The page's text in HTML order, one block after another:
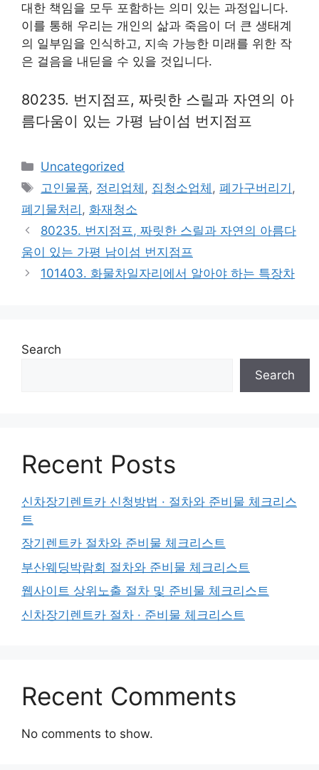
대한 책임을 모두 포함하는 의미 있는 과정입니다.
이를 통해 우리는 개인의 삶과 죽음이 더 큰 생태계
의 일부임을 인식하고, 지속 가능한 미래를 위한 작
은 걸음을 내딛을 수 있을 것입니다.
80235. 번지점프, 짜릿한 스릴과 자연의 아
름다움이 있는 가평 남이섬 번지점프
Categories
Uncategorized
Tags
고인물품, 정리업체 , 집청소업체 ,폐가구버리기 ,
폐기물처리 , 화재청소
80235. 번지점프, 짜릿한 스릴과 자연의 아름다
움이 있는 가평 남이섬 번지점프
101403. 화물차일자리에서 알아야 하는 특장차
Search
Search
Recent Posts
신차장기렌트카 신청방법 · 절차와 준비물 체크리스
트
장기렌트카 절차와 준비물 체크리스트
부산웨딩박람회 절차와 준비물 체크리스트
웹사이트 상위노출 절차 및 준비물 체크리스트
신차장기렌트카 절차 · 준비물 체크리스트
Recent Comments
No comments to show.